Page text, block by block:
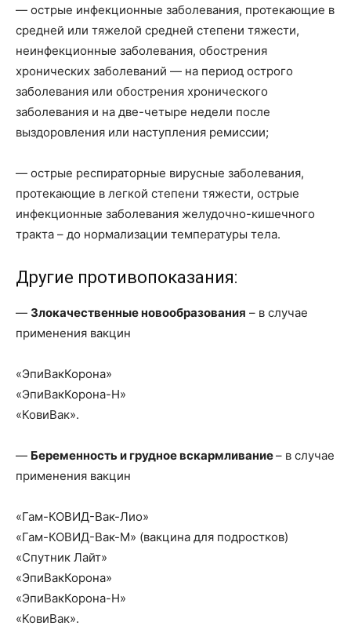
— острые инфекционные заболевания, протекающие в
средней или тяжелой средней степени тяжести,
неинфекционные заболевания, обострения
хронических заболеваний — на период острого
заболевания или обострения хронического
заболевания и на две-четыре недели после
выздоровления или наступления ремиссии;
— острые респираторные вирусные заболевания,
протекающие в легкой степени тяжести, острые
инфекционные заболевания желудочно-кишечного
тракта – до нормализации температуры тела.
Другие противопоказания:
— Злокачественные новообразования – в случае
применения вакцин
«ЭпиВакКорона»
«ЭпиВакКорона-Н»
«КовиВак».
— Беременность и грудное вскармливание– в случае
применения вакцин
«Гам-КОВИД-Вак-Лио»
«Гам-КОВИД-Вак-М» (вакцина для подростков)
«Спутник Лайт»
«ЭпиВакКорона»
«ЭпиВакКорона-Н»
«КовиВак».